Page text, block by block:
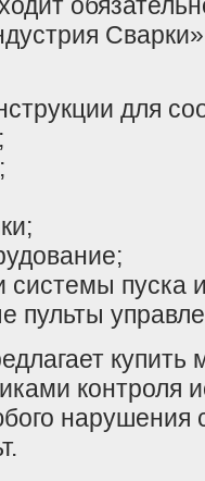
для
системы пуска
пульты
купить
контроля
нарушения